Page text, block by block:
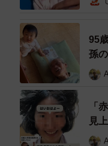
95
孫
「
見